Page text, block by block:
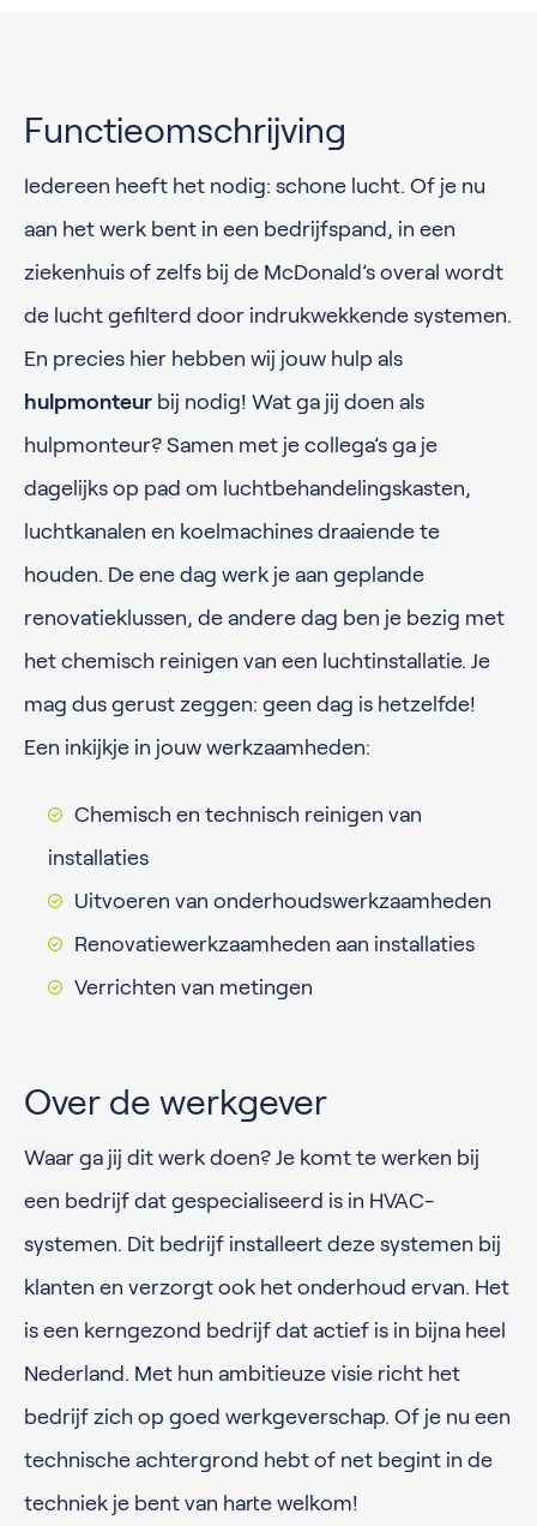
Functieomschrijving
Iedereen heeft het nodig: schone lucht. Of je nu
aan het werk bent in een bedrijfspand, in een
ziekenhuis of zelfs bij de McDonald’s overal wordt
de lucht gefilterd door indrukwekkende systemen.
En precies hier hebben wij jouw hulp als
hulpmonteur bij nodig! Wat ga jij doen als
hulpmonteur? Samen met je collega’s ga je
dagelijks op pad om luchtbehandelingskasten,
luchtkanalen en koelmachines draaiende te
houden. De ene dag werk je aan geplande
renovatieklussen, de andere dag ben je bezig met
het chemisch reinigen van een luchtinstallatie. Je
mag dus gerust zeggen: geen dag is hetzelfde!
Een inkijkje in jouw werkzaamheden:
Chemisch en technisch reinigen van
installaties
Uitvoeren van onderhoudswerkzaamheden
Renovatiewerkzaamheden aan installaties
Verrichten van metingen
Over de werkgever
Waar ga jij dit werk doen? Je komt te werken bij
een bedrijf dat gespecialiseerd is in HVAC-
systemen. Dit bedrijf installeert deze systemen bij
klanten en verzorgt ook het onderhoud ervan. Het
is een kerngezond bedrijf dat actief is in bijna heel
Nederland. Met hun ambitieuze visie richt het
bedrijf zich op goed werkgeverschap. Of je nu een
technische achtergrond hebt of net begint in de
techniek je bent van harte welkom!